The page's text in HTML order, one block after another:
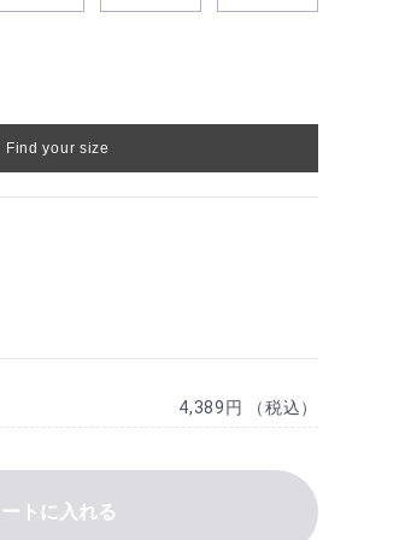
Find your size
4,389円 （税込）
トに入れる